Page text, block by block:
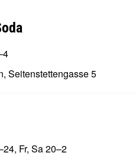
Seitenstettengasse 5
Fr, Sa 20–2